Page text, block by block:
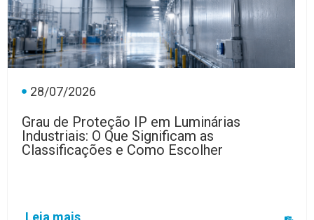
28/07/2026
Grau de Proteção IP em Luminárias
Industriais: O Que Significam as
Classificações e Como Escolher
Leia mais